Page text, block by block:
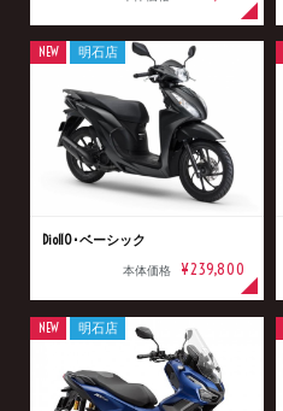
Dio110･ベーシック
本体価格 ¥239,800
NEW 明石店
NEW 明石店